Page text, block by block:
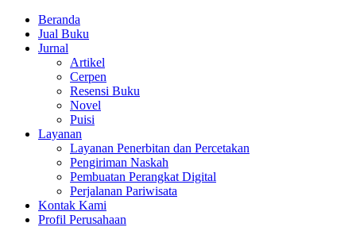
Beranda
Jual Buku
Jurnal
Artikel
Cerpen
Resensi Buku
Novel
Puisi
Layanan
Layanan Penerbitan dan Percetakan
Pengiriman Naskah
Pembuatan Perangkat Digital
Perjalanan Pariwisata
Kontak Kami
Profil Perusahaan